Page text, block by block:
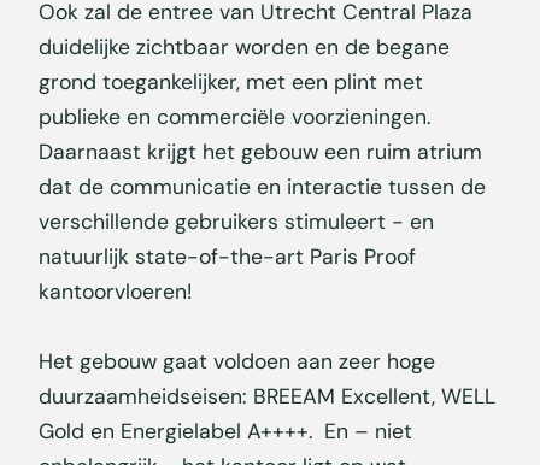
Ook zal de entree van Utrecht Central Plaza
duidelijke zichtbaar worden en de begane
grond toegankelijker, met een plint met
publieke en commerciële voorzieningen.
Daarnaast krijgt het gebouw een ruim atrium
dat de communicatie en interactie tussen de
verschillende gebruikers stimuleert - en
natuurlijk state-of-the-art Paris Proof
kantoorvloeren!
Het gebouw gaat voldoen aan zeer hoge
duurzaamheidseisen: BREEAM Excellent, WELL
Gold en Energielabel A++++. En – niet